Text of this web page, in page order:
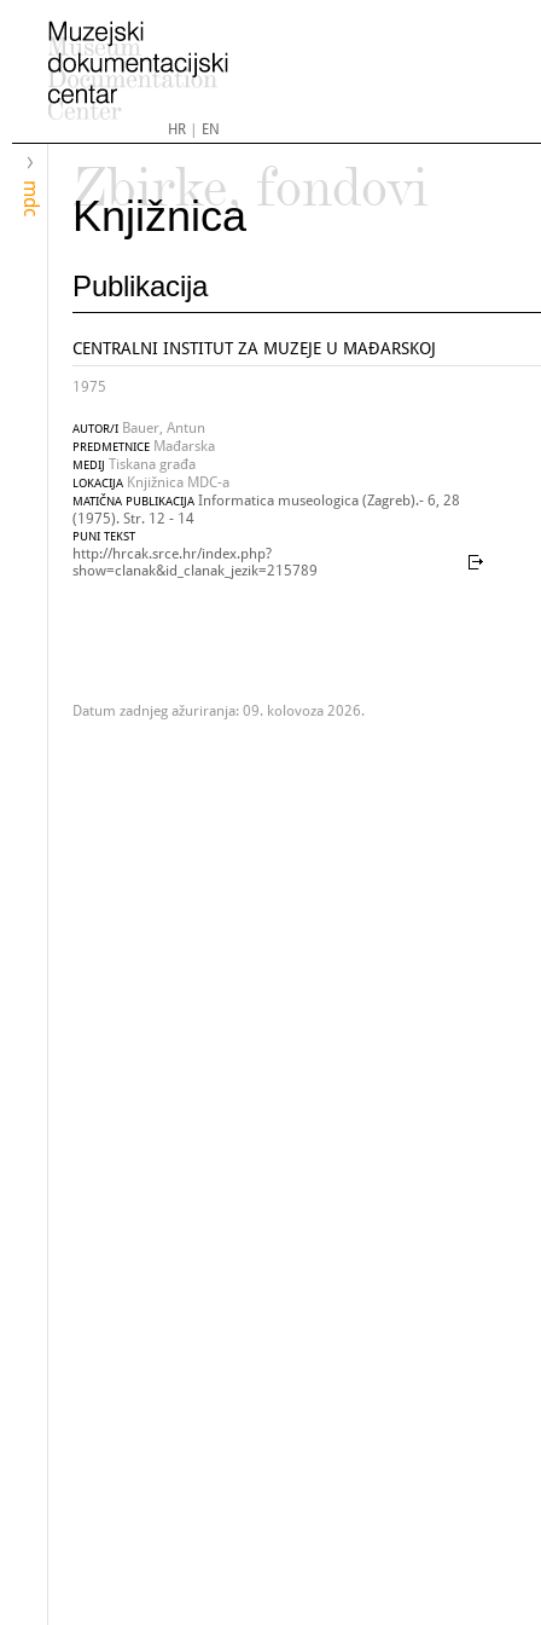
HR| EN
mdc
Zbirke, fondovi
Knjižnica
Publikacija
CENTRALNI INSTITUT ZA MUZEJE U MAĐARSKOJ
1975
AUTOR/I Bauer, Antun
PREDMETNICE Mađarska
MEDIJ Tiskana građa
LOKACIJA Knjižnica MDC-a
MATIČNA PUBLIKACIJA Informatica museologica (Zagreb).- 6, 28
(1975). Str. 12 - 14
PUNI TEKST
http://hrcak.srce.hr/index.php?
show=clanak&id_clanak_jezik=215789
Datum zadnjeg ažuriranja: 09. kolovoza 2026.